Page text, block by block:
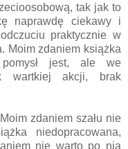
tak jak to
naprawdę ciekawy i
praktycznie w
Moim zdaniem książka
pomysł jest, ale we
wartkiej akcji, brak
zdaniem szału nie
niedopracowana,
nie warto po nią